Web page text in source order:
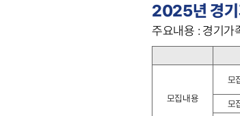
2025년 경기
주요내용 : 경기
모집내용
모
모